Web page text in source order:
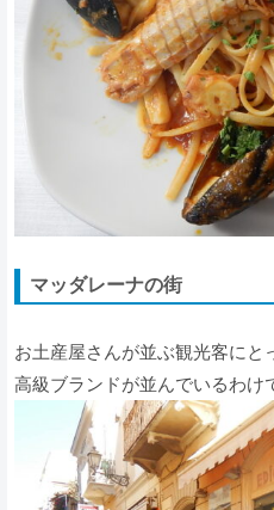
マッダレーナの街
お土産屋さんが並ぶ観光客にと
高級ブランドが並んでいるわけ